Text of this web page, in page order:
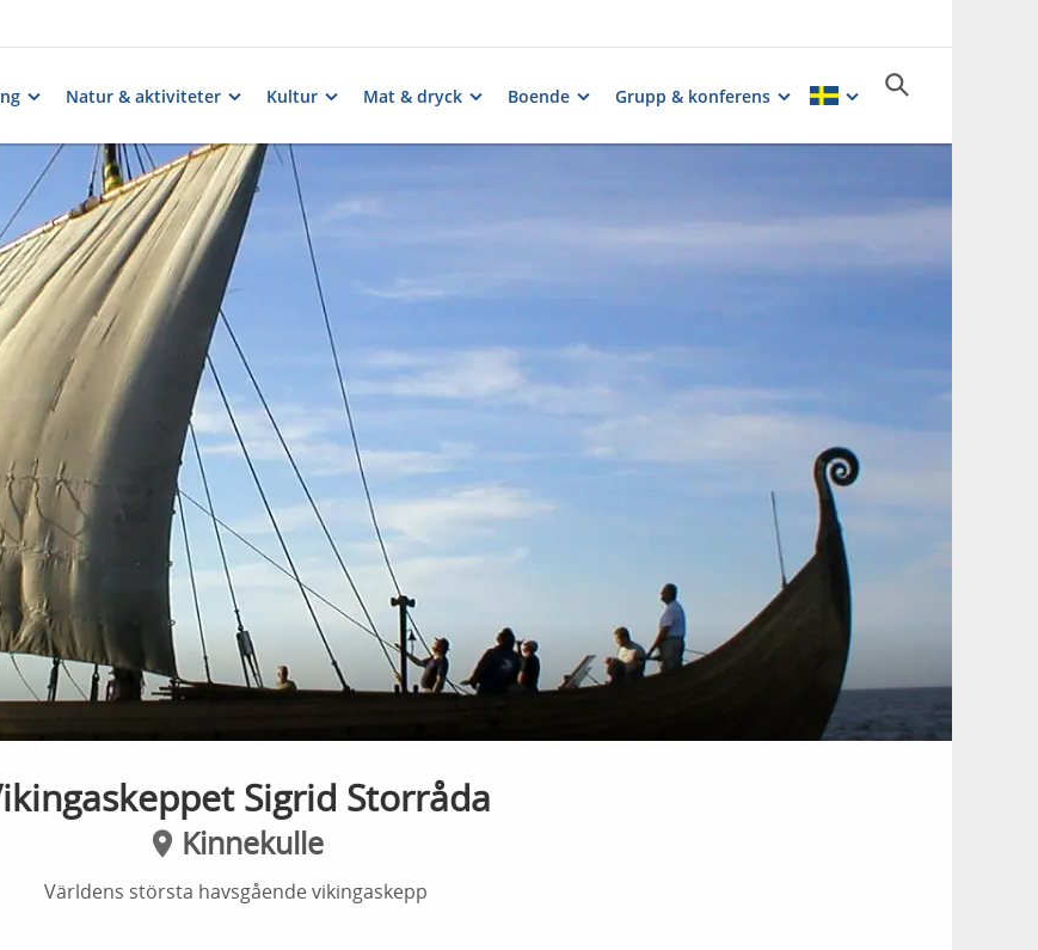
Natur & aktiviteter Kultur Mat & dryck Boende Grupp & konferens
Sigrid Storråda
Kinnekulle
Världens största havsgående vikingaskepp